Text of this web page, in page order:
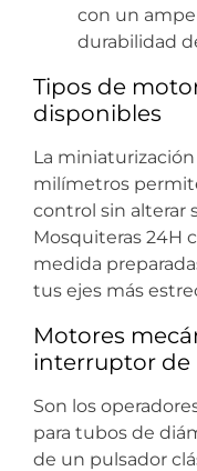
con un
durabilidad
Tipos de
disponibles
La
milímetros
control sin alterar
Mosquiteras 24H
medida
tus ejes más
Motores
interruptor de
Son los
para tubos de
de un pulsador